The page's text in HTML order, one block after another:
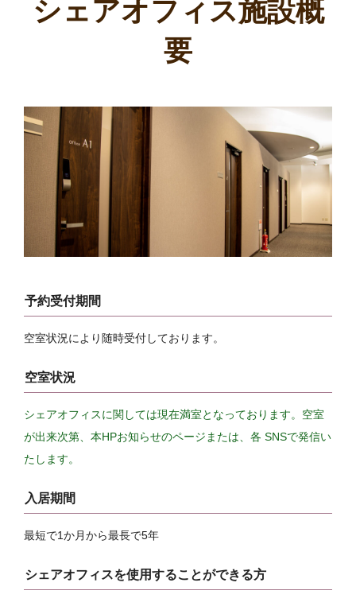
シェアオフィス施設概
要
予約受付期間
空室状況により随時受付しております。
空室状況
シェアオフィスに関しては現在満室となっております。空室
が出来次第、本HPお知らせのページまたは、各 SNSで発信い
たします。
入居期間
最短で1か月から最長で5年
シェアオフィスを使用することができる方